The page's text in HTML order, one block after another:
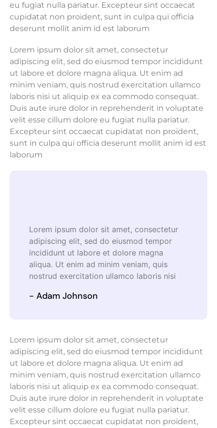
eu fugiat nulla pariatur. Excepteur sint occaecat
cupidatat non proident, sunt in culpa qui officia
deserunt mollit anim id est laborum
Lorem ipsum dolor sit amet, consectetur
adipiscing elit, sed do eiusmod tempor incididunt
ut labore et dolore magna aliqua. Ut enim ad
minim veniam, quis nostrud exercitation ullamco
laboris nisi ut aliquip ex ea commodo consequat.
Duis aute irure dolor in reprehenderit in voluptate
velit esse cillum dolore eu fugiat nulla pariatur.
Excepteur sint occaecat cupidatat non proident,
sunt in culpa qui officia deserunt mollit anim id est
laborum
Lorem ipsum dolor sit amet, consectetur
adipiscing elit, sed do eiusmod tempor
incididunt ut labore et dolore magna
aliqua. Ut enim ad minim veniam, quis
nostrud exercitation ullamco laboris nisi
- Adam Johnson
Lorem ipsum dolor sit amet, consectetur
adipiscing elit, sed do eiusmod tempor incididunt
ut labore et dolore magna aliqua. Ut enim ad
minim veniam, quis nostrud exercitation ullamco
laboris nisi ut aliquip ex ea commodo consequat.
Duis aute irure dolor in reprehenderit in voluptate
velit esse cillum dolore eu fugiat nulla pariatur.
Excepteur sint occaecat cupidatat non proident,